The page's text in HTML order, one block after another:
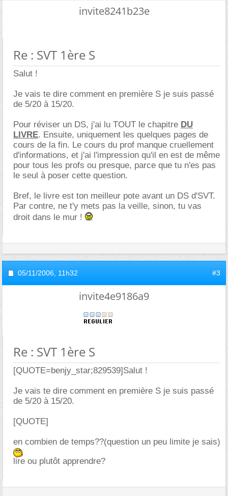
invite8241b23e
Re : SVT 1ère S
Salut !
Je vais te dire comment en première S je suis passé
de 5/20 à 15/20.
Pour réviser un DS, j'ai lu TOUT le chapitre DU
LIVRE. Ensuite, uniquement les quelques pages de
cours de la fin. Le cours du prof manque cruellement
d'informations, et j'ai l'impression qu'il en est de même
pour tous les profs ou presque, parce que tu n'es pas
le seul à poser cette question.
Bref, le livre est ton meilleur pote avant un DS d'SVT.
Par contre, ne t'y mets pas la veille, sinon, tu vas
droit dans le mur !
05/11/2006, 11h32 #3
invite4e9186a9
Re : SVT 1ère S
[QUOTE=benjy_star;829539]Salut !
Je vais te dire comment en première S je suis passé
de 5/20 à 15/20.
[QUOTE]
en combien de temps??(question un peu limite je sais)
lire ou plutôt apprendre?